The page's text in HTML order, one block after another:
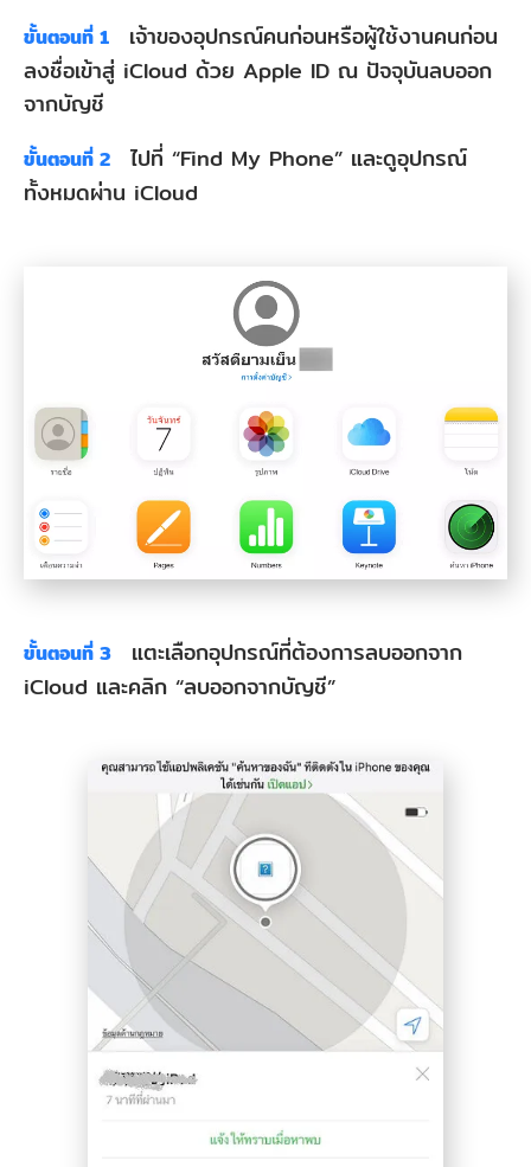
ขั้นตอนที่ 1
เจ้าของอุปกรณ์คนก่อนหรือผู้ใช้งานคนก่อน
ลงชื่อเข้าสู่ iCloud ด้วย Apple ID ณ ปัจจุบันลบออก
จากบัญชี
ขั้นตอนที่ 2
ไปที่ “Find My Phone” และดูอุปกรณ์
ทั้งหมดผ่าน iCloud
ขั้นตอนที่ 3
แตะเลือกอุปกรณ์ที่ต้องการลบออกจาก
iCloud และคลิก “ลบออกจากบัญชี”